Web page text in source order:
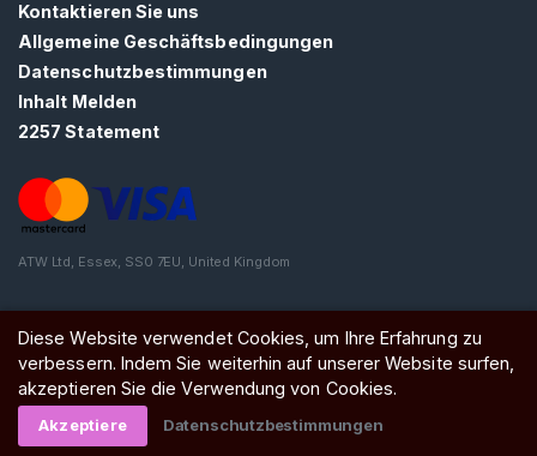
Kontaktieren Sie uns
Allgemeine Geschäftsbedingungen
Datenschutzbestimmungen
Inhalt Melden
2257 Statement
ATW Ltd, Essex, SS0 7EU, United Kingdom
Diese Website verwendet Cookies, um Ihre Erfahrung zu
verbessern. Indem Sie weiterhin auf unserer Website surfen,
akzeptieren Sie die Verwendung von Cookies.
Akzeptiere Datenschutzbestimmungen
S
I
C
H
K
O
E
N
L
O
S
t
a